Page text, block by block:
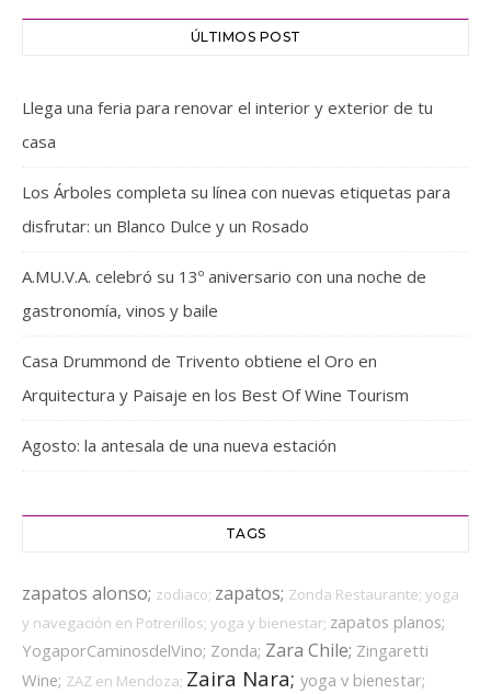
ÚLTIMOS POST
Llega una feria para renovar el interior y exterior de tu
casa
Los Árboles completa su línea con nuevas etiquetas para
disfrutar: un Blanco Dulce y un Rosado
A.MU.V.A. celebró su 13º aniversario con una noche de
gastronomía, vinos y baile
Casa Drummond de Trivento obtiene el Oro en
Arquitectura y Paisaje en los Best Of Wine Tourism
Agosto: la antesala de una nueva estación
TAGS
zapatos alonso; zodiaco; zapatos; Zonda Restaurante; yoga
y navegación en Potrerillos; yoga y bienestar; zapatos planos;
YogaporCaminosdelVino; Zonda; Zara Chile; Zingaretti
Wine; ZAZ en Mendoza; Zaira Nara; yoga v bienestar;